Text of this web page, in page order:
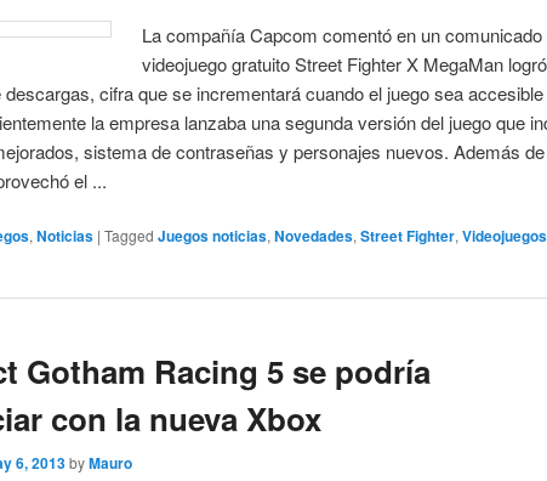
La compañía Capcom comentó en un comunicado
videojuego gratuito Street Fighter X MegaMan
descargas, cifra que se incrementará cuando el juego sea
la empresa lanzaba una segunda versión del juego que
sistema de contraseñas y personajes nuevos. Además
el ...
,Noticias |Tagged Juegos noticias,Novedades,Street Fighter,Videojuegos
Gotham Racing 5 se podría
con la nueva Xbox
6, 2013 byMauro